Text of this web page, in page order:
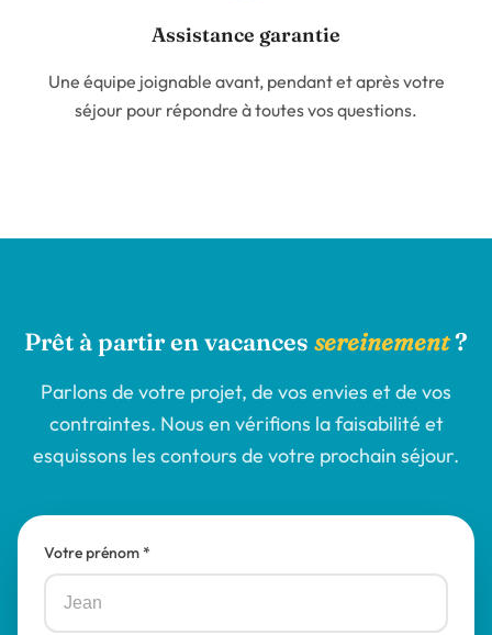
Assistance garantie
Une équipe joignable avant, pendant et après votre
séjour pour répondre à toutes vos questions.
Prêt à partir en vacances sereinement?
Parlons de votre projet, de vos envies et de vos
contraintes. Nous en vérifions la faisabilité et
esquissons les contours de votre prochain séjour.
Votre prénom *